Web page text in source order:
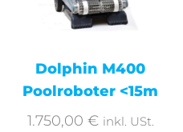
Dolphin M400
Poolroboter <15m
1.750,00 € inkl. USt.